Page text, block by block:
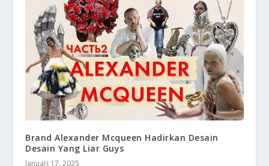
Brand Alexander Mcqueen Hadirkan Desain
Desain Yang Liar Guys
Januari 17, 2025